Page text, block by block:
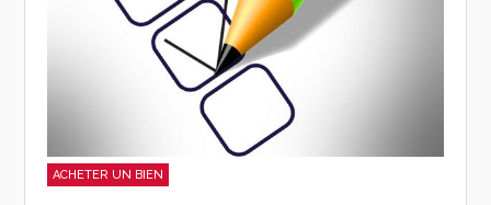
ACHETER UN BIEN